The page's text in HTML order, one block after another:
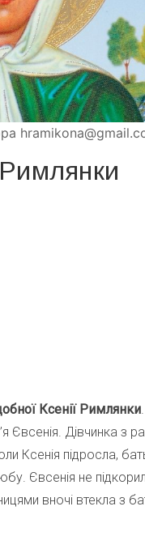
Ксенії Римлянки
Євсенія. Дівчинка з
Ксенія підросла,
Євсенія не
вночі втекла з